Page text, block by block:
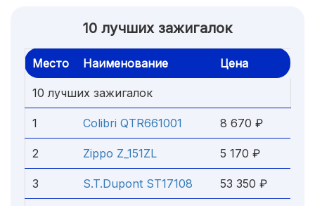
10 лучших зажигалок
Место Наименование Цена
10 лучших зажигалок
1 Colibri QTR661001 8 670 ₽
2 Zippo Z_151ZL 5 170 ₽
3 S.T.Dupont ST17108 53 350 ₽